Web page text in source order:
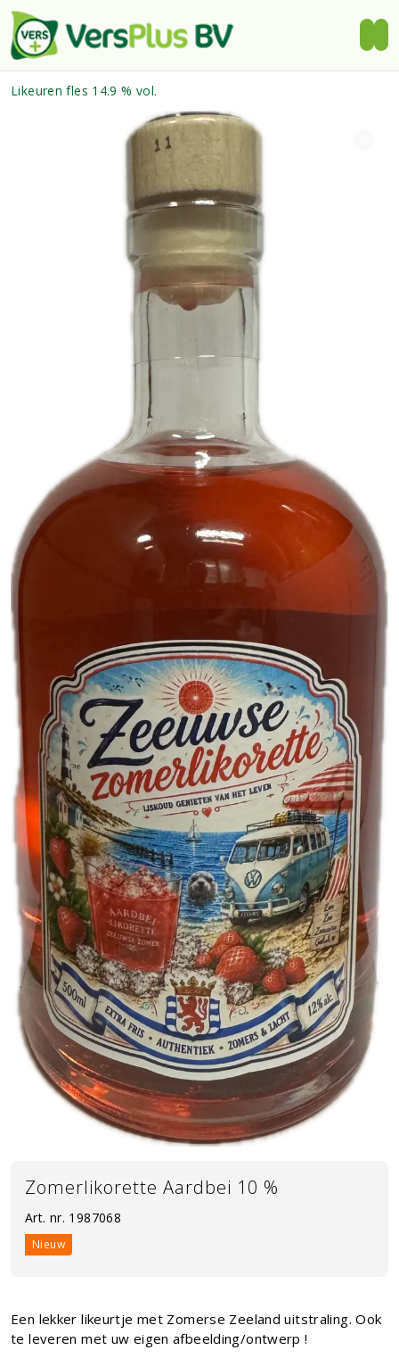
Likeuren fles 14.9 % vol.
Zomerlikorette Aardbei 10 %
Art. nr. 1987068
Nieuw
Een lekker likeurtje met Zomerse Zeeland uitstraling. Ook
te leveren met uw eigen afbeelding/ontwerp !